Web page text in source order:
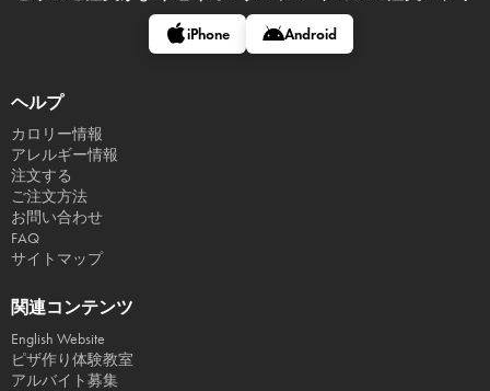
iPhone Android
ヘルプ
カロリー情報
アレルギー情報
注文する
ご注文方法
お問い合わせ
FAQ
サイトマップ
関連コンテンツ
English Website
ピザ作り体験教室
アルバイト募集